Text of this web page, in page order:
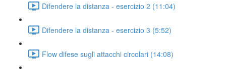
Difendere la distanza - esercizio 2 (11:04)
Difendere la distanza - esercizio 3 (5:52)
Flow difese sugli attacchi circolari (14:08)